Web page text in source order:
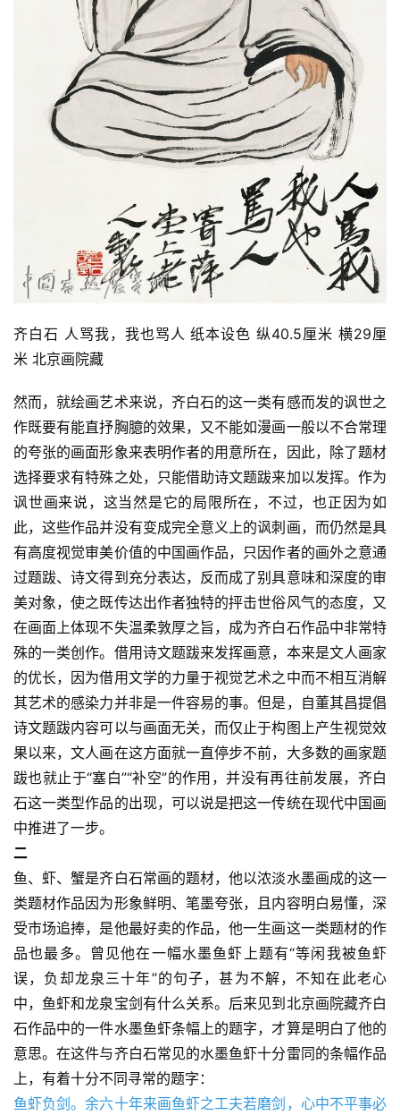
齐白石 人骂我，我也骂人 纸本设色 纵40.5厘米 横29厘
米 北京画院藏
然而，就绘画艺术来说，齐白石的这一类有感而发的讽世之
作既要有能直抒胸臆的效果，又不能如漫画一般以不合常理
的夸张的画面形象来表明作者的用意所在，因此，除了题材
选择要求有特殊之处，只能借助诗文题跋来加以发挥。作为
讽世画来说，这当然是它的局限所在，不过，也正因为如
此，这些作品并没有变成完全意义上的讽刺画，而仍然是具
有高度视觉审美价值的中国画作品，只因作者的画外之意通
过题跋、诗文得到充分表达，反而成了别具意味和深度的审
美对象，使之既传达出作者独特的抨击世俗风气的态度，又
在画面上体现不失温柔敦厚之旨，成为齐白石作品中非常特
殊的一类创作。借用诗文题跋来发挥画意，本来是文人画家
的优长，因为借用文学的力量于视觉艺术之中而不相互消解
其艺术的感染力并非是一件容易的事。但是，自董其昌提倡
诗文题跋内容可以与画面无关，而仅止于构图上产生视觉效
果以来，文人画在这方面就一直停步不前，大多数的画家题
跋也就止于“塞白”“补空”的作用，并没有再往前发展，齐白
石这一类型作品的出现，可以说是把这一传统在现代中国画
中推进了一步。
二
鱼、虾、蟹是齐白石常画的题材，他以浓淡水墨画成的这一
类题材作品因为形象鲜明、笔墨夸张，且内容明白易懂，深
受市场追捧，是他最好卖的作品，他一生画这一类题材的作
品也最多。曾见他在一幅水墨鱼虾上题有“等闲我被鱼虾
误，负却龙泉三十年”的句子，甚为不解，不知在此老心
中，鱼虾和龙泉宝剑有什么关系。后来见到北京画院藏齐白
石作品中的一件水墨鱼虾条幅上的题字，才算是明白了他的
意思。在这件与齐白石常见的水墨鱼虾十分雷同的条幅作品
上，有着十分不同寻常的题字：
鱼虾负剑。余六十年来画鱼虾之工夫若磨剑，心中不平事必